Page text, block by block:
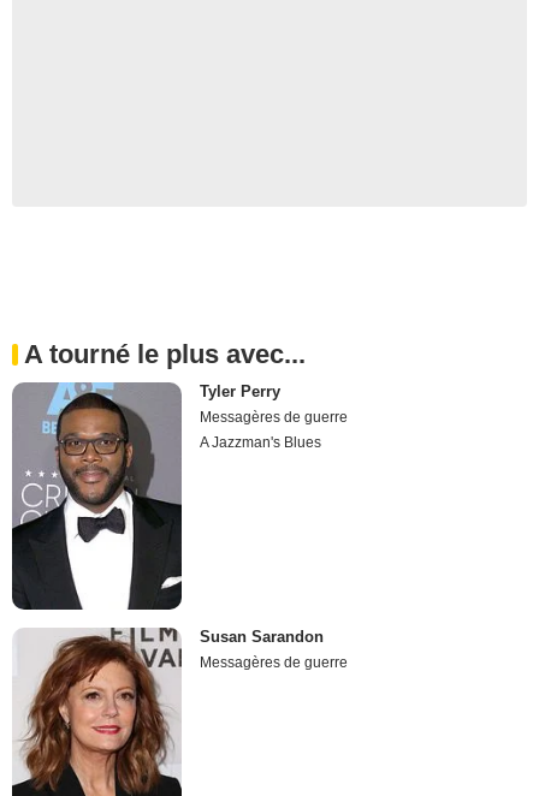
A tourné le plus avec...
Tyler Perry
Messagères de guerre
A Jazzman's Blues
Susan Sarandon
Messagères de guerre